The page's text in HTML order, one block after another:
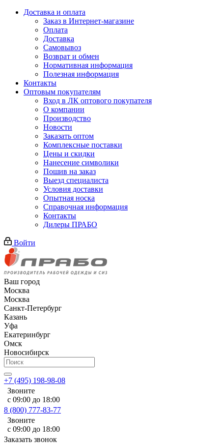
Доставка и оплата
Заказ в Интернет-магазине
Оплата
Доставка
Самовывоз
Возврат и обмен
Нормативная информация
Полезная информация
Контакты
Оптовым покупателям
Вход в ЛК оптового покупателя
О компании
Производство
Новости
Заказать оптом
Комплексные поставки
Цены и скидки
Нанесение символики
Пошив на заказ
Выезд специалиста
Условия доставки
Опытная носка
Справочная информация
Контакты
Дилеры ПРАБО
Войти
Ваш город
Москва
Москва
Санкт-Петербург
Казань
Уфа
Екатеринбург
Омск
Новосибирск
+7 (495) 198-98-08
Звоните
с 09:00 до 18:00
8 (800) 777-83-77
Звоните
с 09:00 до 18:00
Заказать звонок